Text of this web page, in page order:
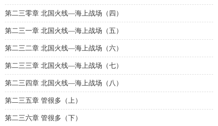
第二三零章 北国火线—海上战场（四）
第二三一章 北国火线—海上战场（五）
第二三二章 北国火线—海上战场（六）
第二三三章 北国火线—海上战场（七）
第二三四章 北国火线—海上战场（八）
第二三五章 管很多（上）
第二三六章 管很多（下）